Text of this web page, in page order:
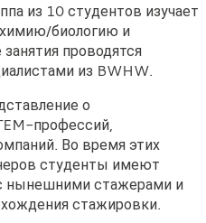
из 10 студентов изучает
биологию и
проводятся
из BWHW.
о
профессий,
Во время этих
студенты имеют
нынешними стажерами и
стажировки.